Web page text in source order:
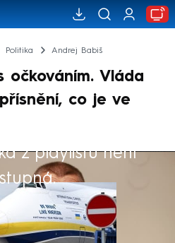
Politika Andrej Babiš
očkováním. Vláda
co je ve
z playlistu není